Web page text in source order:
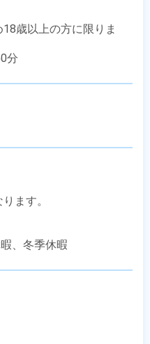
歳以上の方に限りま
分
ます。
、冬季休暇